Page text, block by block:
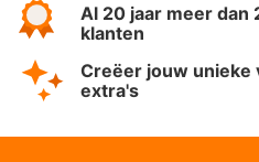
Al 20 jaar meer dan
klanten
Creëer jouw unieke
extra's